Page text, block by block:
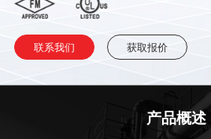
联系我们 获取报价
产品概述